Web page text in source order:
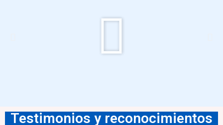
Testimonios y reconocimientos